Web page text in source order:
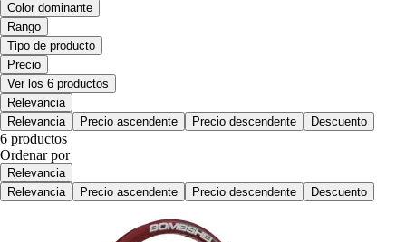
Color dominante
Rango
Tipo de producto
Precio
Ver los 6 productos
Relevancia
Relevancia
Precio ascendente Precio descendente Descuento
6 productos
Ordenar por
Relevancia
Relevancia
Precio ascendente Precio descendente Descuento